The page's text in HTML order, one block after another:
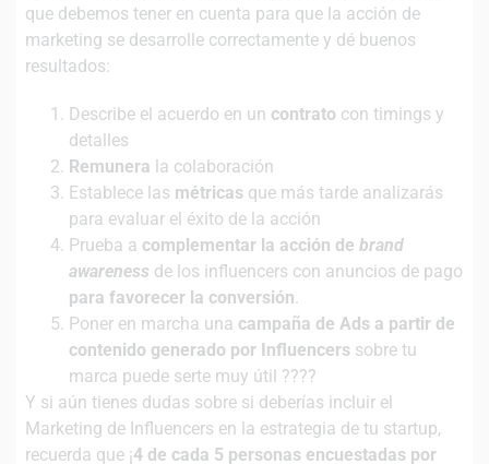
que debemos tener en cuenta para que la acción de
marketing se desarrolle correctamente y dé buenos
resultados:
Describe el acuerdo en un contrato con timings y
detalles
Remunera la colaboración
Establece las métricas que más tarde analizarás
para evaluar el éxito de la acción
Prueba a complementar la acción de brand
awareness de los influencers con anuncios de pago
para favorecer la conversión.
Poner en marcha una campaña de Ads a partir de
contenido generado por Influencers sobre tu
marca puede serte muy útil ????
Y si aún tienes dudas sobre si deberías incluir el
Marketing de Influencers en la estrategia de tu startup,
recuerda que ¡4 de cada 5 personas encuestadas por